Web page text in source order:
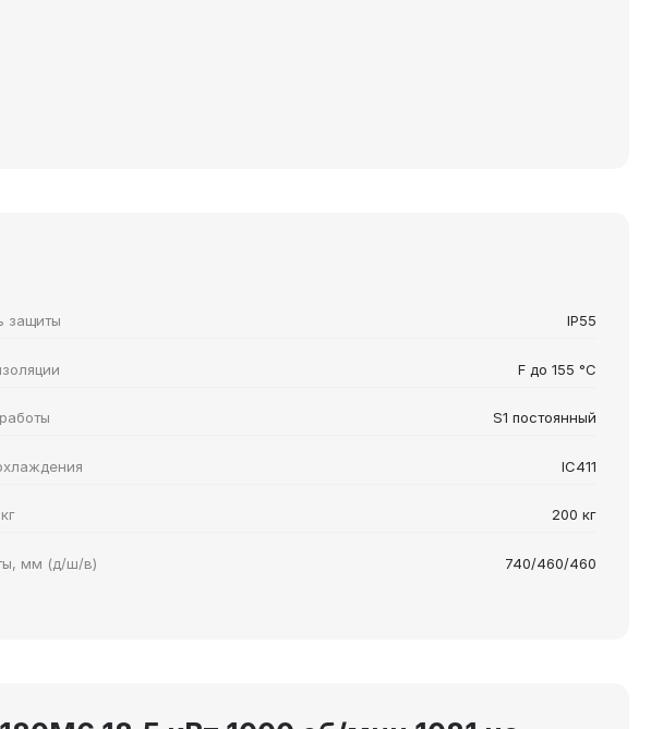
защиты IP55
F до 155 °C
S1 постоянный
IC411
200 кг
мм (д/ш/в) 740/460/460